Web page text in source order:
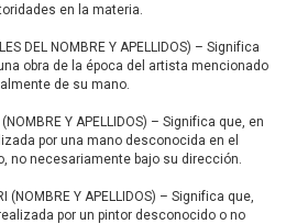
en la materia.
DEL NOMBRE Y APELLIDOS) – Significa
obra de la época del artista mencionado
de su mano.
(NOMBRE Y APELLIDOS) – Significa que, en
por una mano desconocida en el
no necesariamente bajo su dirección.
(NOMBRE Y APELLIDOS) – Significa que,
por un pintor desconocido o no